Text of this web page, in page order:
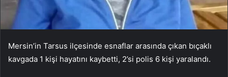
Mersin’in Tarsus ilçesinde esnaflar arasında çıkan bıçaklı
kavgada 1 kişi hayatını kaybetti, 2’si polis 6 kişi yaralandı.